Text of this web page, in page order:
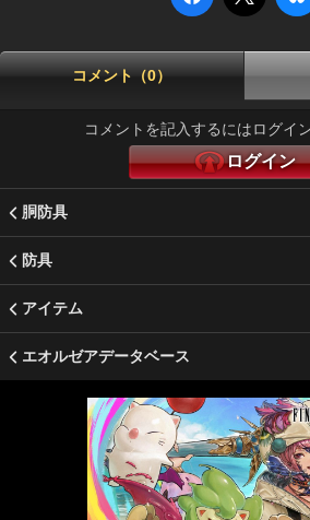
コメント（0）
コメントを記入するにはログイ
ログイン
胴防具
防具
アイテム
エオルゼアデータベース